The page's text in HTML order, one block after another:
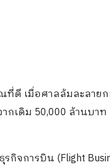
ดี เมื่อศาลล้มละลายก
เดิม 50,000 ล้านบาท
กิจการบิน (Flight